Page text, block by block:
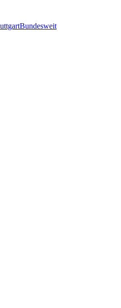
Bundesweit